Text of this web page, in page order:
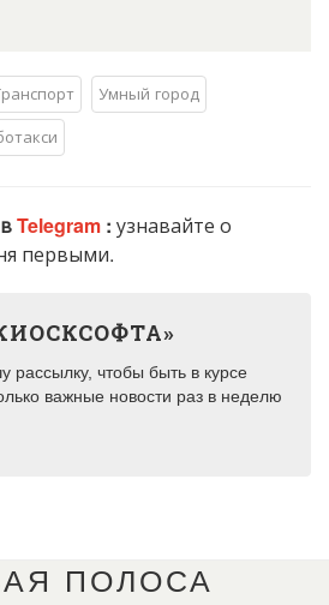
Умный город
Telegram : узнавайте о
первыми.
рассылку, чтобы быть в курсе
важные новости раз в неделю
ПОЛОСА